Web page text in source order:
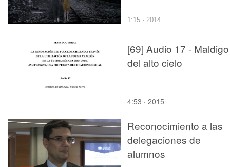
1:15 · 2014
[69] Audio 17 - Maldigo
del alto cielo
4:53 · 2015
Reconocimiento a las
delegaciones de
alumnos